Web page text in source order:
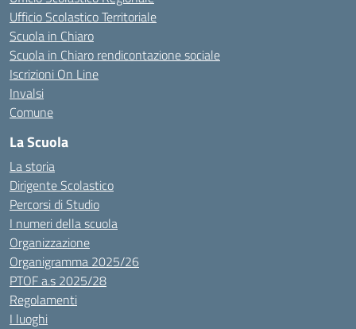
Ufficio Scolastico Territoriale
Scuola in Chiaro
Scuola in Chiaro rendicontazione sociale
Iscrizioni On Line
Invalsi
Comune
La Scuola
La storia
Dirigente Scolastico
Percorsi di Studio
I numeri della scuola
Organizzazione
Organigramma 2025/26
PTOF a.s 2025/28
Regolamenti
I luoghi